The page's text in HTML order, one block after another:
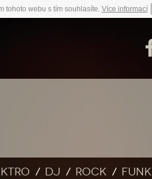
tohoto webu s tím souhlasíte. Více informací
DJ Rock Funk